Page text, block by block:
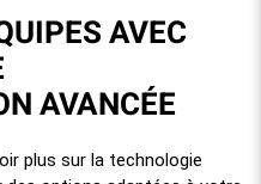
AVEC
AVANCÉE
plus sur la technologie